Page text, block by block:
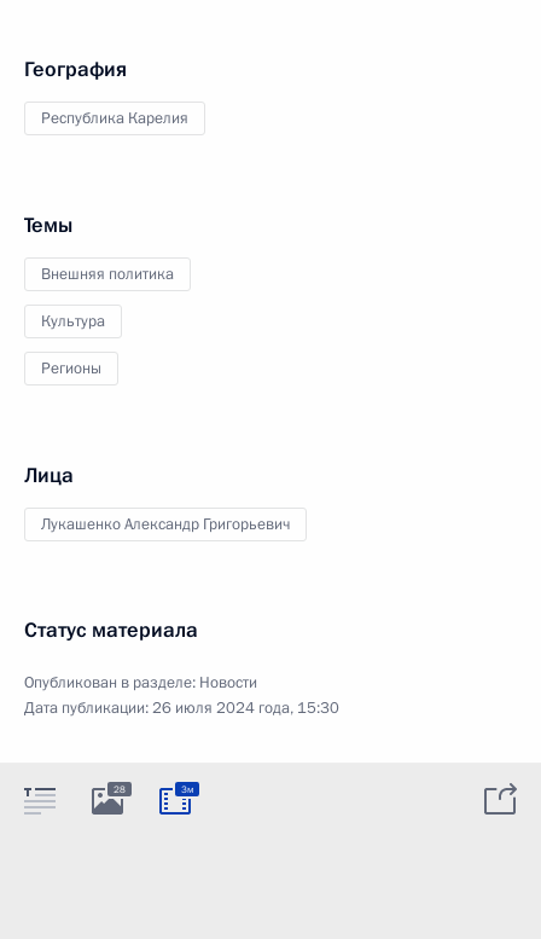
География
Республика Карелия
Темы
Внешняя политика
Культура
Регионы
Лица
Лукашенко Александр Григорьевич
Статус материала
Опубликован в разделе: Новости
Дата публикации:26 июля 2024 года, 15:30
28 3м